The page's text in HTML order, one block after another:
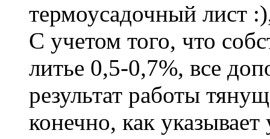
термоусадочный лист
С учетом того, что
литье 0,5-0,7%, все
результат работы
конечно, как